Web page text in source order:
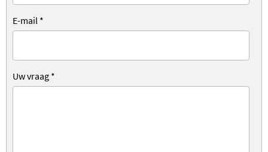
E-mail *
Uw vraag *